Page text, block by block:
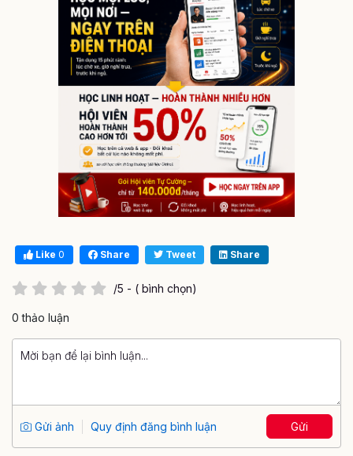
Like 0 Share Tweet Share
/5 - ( bình chọn)
0 thảo luận
Gửi ảnh Quy định đăng bình luận Gửi